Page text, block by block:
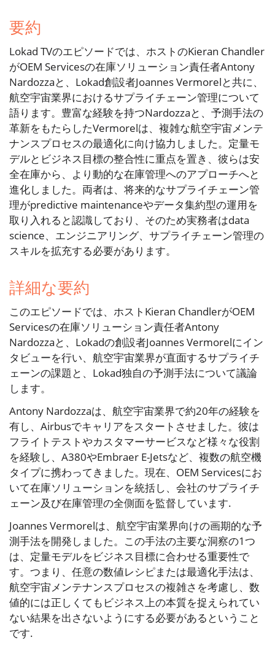
要約
Lokad TVのエピソードでは、ホストのKieran Chandler
がOEM Servicesの在庫ソリューション責任者Antony
Nardozzaと、Lokad創設者Joannes Vermorelと共に、
航空宇宙業界におけるサプライチェーン管理について
語ります。豊富な経験を持つNardozzaと、予測手法の
革新をもたらしたVermorelは、複雑な航空宇宙メンテ
ナンスプロセスの最適化に向け協力しました。定量モ
デルとビジネス目標の整合性に重点を置き、彼らは安
全在庫から、より動的な在庫管理へのアプローチへと
進化しました。両者は、将来的なサプライチェーン管
理がpredictive maintenanceやデータ集約型の運用を
取り入れると認識しており、そのため実務者はdata
science、エンジニアリング、サプライチェーン管理の
スキルを拡充する必要があります。
詳細な要約
このエピソードでは、ホストKieran ChandlerがOEM
Servicesの在庫ソリューション責任者Antony
Nardozzaと、Lokadの創設者Joannes Vermorelにイン
タビューを行い、航空宇宙業界が直面するサプライチ
ェーンの課題と、Lokad独自の予測手法について議論
します。
Antony Nardozzaは、航空宇宙業界で約20年の経験を
有し、Airbusでキャリアをスタートさせました。彼は
フライトテストやカスタマーサービスなど様々な役割
を経験し、A380やEmbraer E-Jetsなど、複数の航空機
タイプに携わってきました。現在、OEM Servicesにお
いて在庫ソリューションを統括し、会社のサプライチ
ェーン及び在庫管理の全側面を監督しています.
Joannes Vermorelは、航空宇宙業界向けの画期的な予
測手法を開発しました。この手法の主要な洞察の1つ
は、定量モデルをビジネス目標に合わせる重要性で
す。つまり、任意の数値レシピまたは最適化手法は、
航空宇宙メンテナンスプロセスの複雑さを考慮し、数
値的には正しくてもビジネス上の本質を捉えられてい
ない結果を出さないようにする必要があるということ
です.